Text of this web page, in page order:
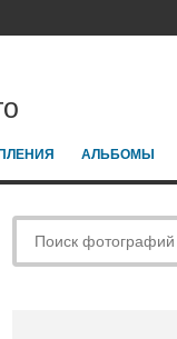
АЛЬБОМЫ